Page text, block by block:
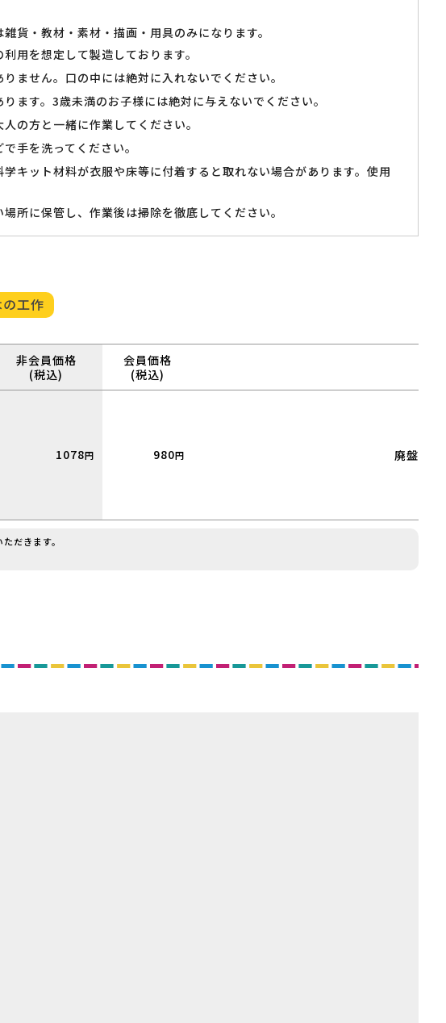
貨・教材・素材・描画・用具のみになります。
用を想定して製造しております。
ません。口の中には絶対に入れないでください。
ます。3歳未満のお子様には絶対に与えないでください。
の方と一緒に作業してください。
手を洗ってください。
キット材料が衣服や床等に付着すると取れない場合があります。使用
所に保管し、作業後は掃除を徹底してください。
工作
非会員価格
(税込)
会員価格
(税込)
1078円 980円 廃盤
だきます。